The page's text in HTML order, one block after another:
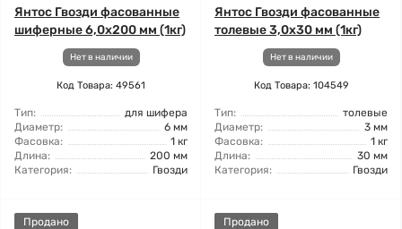
Янтос Гвозди фасованные
шиферные 6,0x200 мм (1кг)
Нет в наличии
Код Товара: 49561
Тип:
для шифера
Диаметр:
6 мм
Фасовка:
1 кг
Длина:
200 мм
Категория:
Гвозди
Янтос Гвозди фасованные
толевые 3,0x30 мм (1кг)
Нет в наличии
Код Товара: 104549
Тип:
толевые
Диаметр:
3 мм
Фасовка:
1 кг
Длина:
30 мм
Категория:
Гвозди
Продано Продано